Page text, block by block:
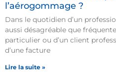
l’aérogommage ?
Dans le quotidien d’un
aussi désagréable que fréquente.
particulier ou d’un client
d’une facture
Lire la suite »